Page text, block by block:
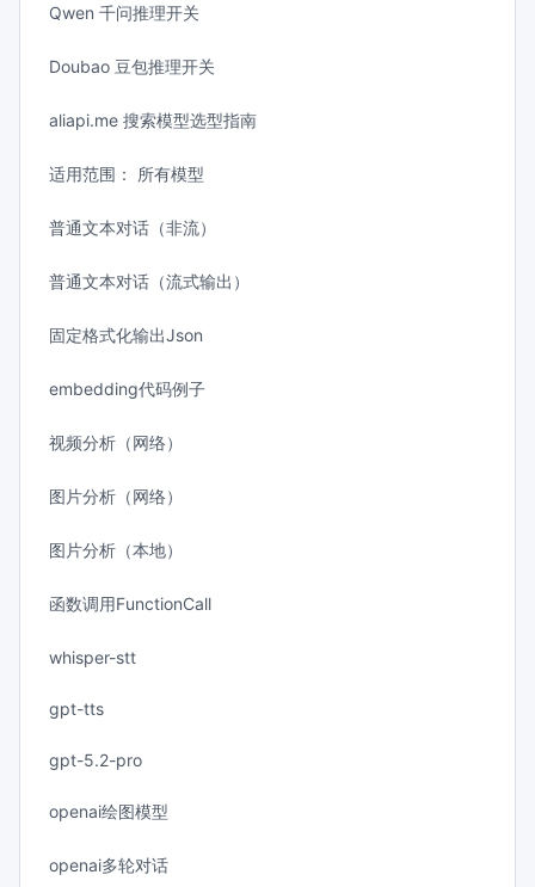
Qwen 千问推理开关
Doubao 豆包推理开关
aliapi.me 搜索模型选型指南
适用范围： 所有模型
普通文本对话（非流）
普通文本对话（流式输出）
固定格式化输出Json
embedding代码例子
视频分析（网络）
图片分析（网络）
图片分析（本地）
函数调用FunctionCall
whisper-stt
gpt-tts
gpt-5.2-pro
openai绘图模型
openai多轮对话